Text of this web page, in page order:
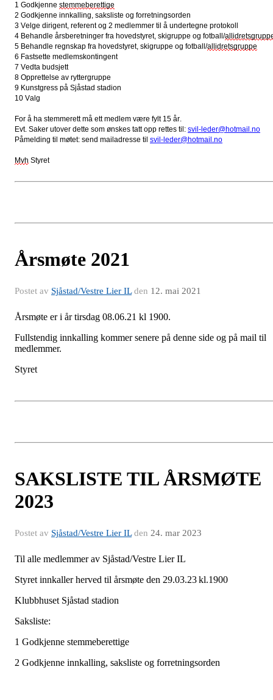
1 Godkjenne stemmeberettige
2 Godkjenne innkalling, saksliste og forretningsorden
3 Velge dirigent, referent og 2 medlemmer til å undertegne protokoll
4 Behandle årsberetninger fra hovedstyret, skigruppe og fotball/
5 Behandle regnskap fra hovedstyret, skigruppe og fotball/allidretsgruppe
6 Fastsette medlemskontingent
7 Vedta budsjett
8 Opprettelse av ryttergruppe
9 Kunstgress på Sjåstad stadion
10 Valg
For å ha stemmerett må ett medlem være fylt 15 år.
Evt. Saker utover dette som ønskes tatt opp rettes til: svil-leder@hotmail.no
Påmelding til møtet: send mailadresse til svil-leder@hotmail.no
Mvh Styret
Årsmøte 2021
Postet av Sjåstad/Vestre Lier ILden 12. mai 2021
Årsmøte er i år tirsdag 08.06.21 kl 1900.
Fullstendig innkalling kommer senere på denne side og på mail til
medlemmer.
Styret
SAKSLISTE TIL ÅRSMØTE
2023
Postet av Sjåstad/Vestre Lier ILden 24. mar 2023
Til alle medlemmer av Sjåstad/Vestre Lier IL
Styret innkaller herved til årsmøte den 29.03.23 kl.1900
Klubbhuset Sjåstad stadion
Saksliste:
1 Godkjenne stemmeberettige
2 Godkjenne innkalling, saksliste og forretningsorden